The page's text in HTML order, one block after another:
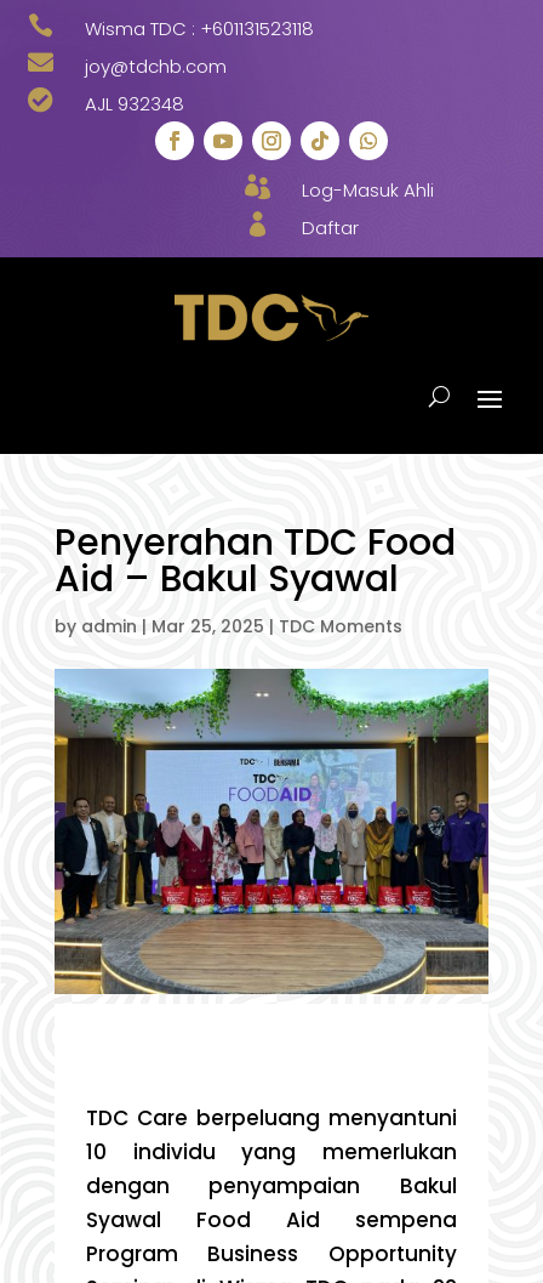
 Wisma TDC : +601131523118

joy@tdchb.com

AJL 932348

Log-Masuk Ahli

Daftar
Penyerahan TDC Food
Aid – Bakul Syawal
by admin | Mar 25, 2025 | TDC Moments
TDC Care berpeluang menyantuni
10 individu yang memerlukan
dengan penyampaian Bakul
Syawal Food Aid sempena
Program Business Opportunity